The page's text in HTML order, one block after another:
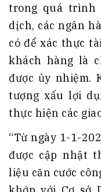
trong quá trình
dịch, các ngân
có để xác thực
khách hàng là
được ủy nhiệm.
tượng xấu lợi
thực hiện các
“Từ ngày 1-1-
được cập nhật
liệu căn cước